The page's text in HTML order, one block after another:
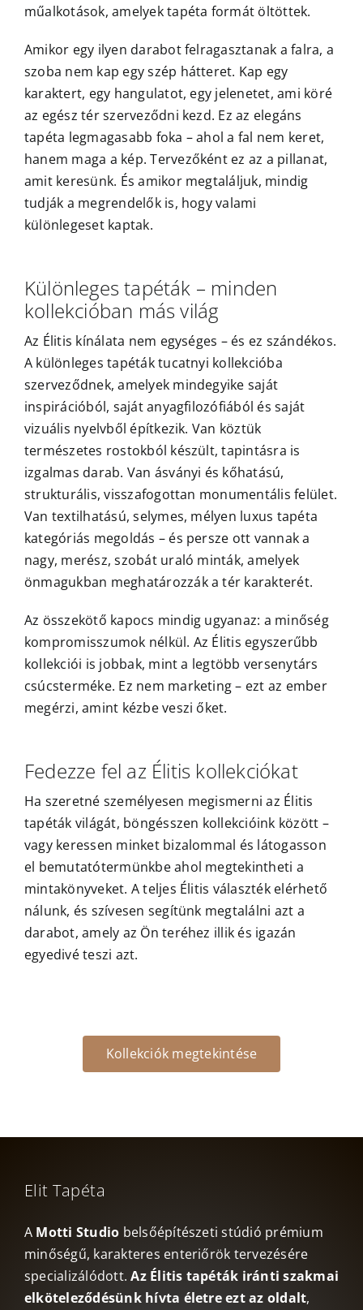
műalkotások, amelyek tapéta formát öltöttek.
Amikor egy ilyen darabot felragasztanak a falra, a
szoba nem kap egy szép hátteret. Kap egy
karaktert, egy hangulatot, egy jelenetet, ami köré
az egész tér szerveződni kezd. Ez az elegáns
tapéta legmagasabb foka – ahol a fal nem keret,
hanem maga a kép. Tervezőként ez az a pillanat,
amit keresünk. És amikor megtaláljuk, mindig
tudják a megrendelők is, hogy valami
különlegeset kaptak.
Különleges tapéták – minden
kollekcióban más világ
Az Élitis kínálata nem egységes – és ez szándékos.
A különleges tapéták tucatnyi kollekcióba
szerveződnek, amelyek mindegyike saját
inspirációból, saját anyagfilozófiából és saját
vizuális nyelvből építkezik. Van köztük
természetes rostokból készült, tapintásra is
izgalmas darab. Van ásványi és kőhatású,
strukturális, visszafogottan monumentális felület.
Van textilhatású, selymes, mélyen luxus tapéta
kategóriás megoldás – és persze ott vannak a
nagy, merész, szobát uraló minták, amelyek
önmagukban meghatározzák a tér karakterét.
Az összekötő kapocs mindig ugyanaz: a minőség
kompromisszumok nélkül. Az Élitis egyszerűbb
kollekciói is jobbak, mint a legtöbb versenytárs
csúcsterméke. Ez nem marketing – ezt az ember
megérzi, amint kézbe veszi őket.
Fedezze fel az Élitis kollekciókat
Ha szeretné személyesen megismerni az Élitis
tapéták világát, böngésszen kollekcióink között –
vagy keressen minket bizalommal és látogasson
el bemutatótermünkbe ahol megtekintheti a
mintakönyveket. A teljes Élitis választék elérhető
nálunk, és szívesen segítünk megtalálni azt a
darabot, amely az Ön teréhez illik és igazán
egyedivé teszi azt.
Kollekciók megtekintése
Elit Tapéta
A Motti Studio belsőépítészeti stúdió prémium
minőségű, karakteres enteriőrök tervezésére
specializálódott.Az Élitis tapéták iránti szakmai
elköteleződésünk hívta életre ezt az oldalt,